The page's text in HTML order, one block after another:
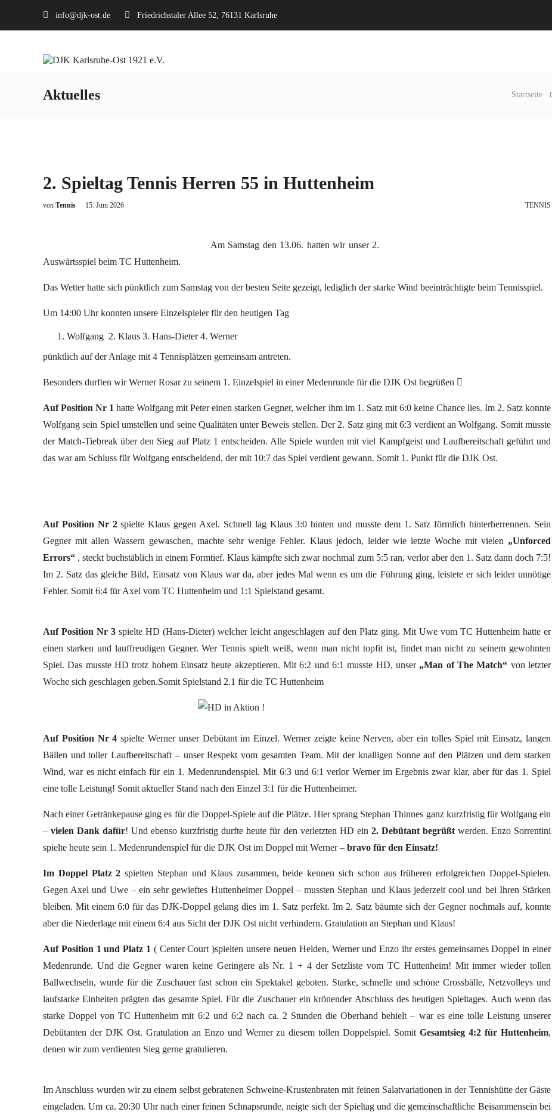
info@djk-ost.de Friedrichstaler Allee 52, 76131 Karlsruhe
Aktuelles Startseite
2. Spieltag Tennis Herren 55 in Huttenheim
von Tennis 15. Juni 2026 TENNIS
Am Samstag den 13.06. hatten wir unser 2.
Auswärtsspiel beim TC Huttenheim.
Das Wetter hatte sich pünktlich zum Samstag von der besten Seite gezeigt, lediglich der starke Wind beeinträchtigte beim Tennisspiel.
Um 14:00 Uhr konnten unsere Einzelspieler für den heutigen Tag
Wolfgang 2. Klaus 3. Hans-Dieter 4. Werner
pünktlich auf der Anlage mit 4 Tennisplätzen gemeinsam antreten.
Besonders durften wir Werner Rosar zu seinem 1. Einzelspiel in einer Medenrunde für die DJK Ost begrüßen 
Auf Position Nr 1 hatte Wolfgang mit Peter einen starken Gegner, welcher ihm im 1. Satz mit 6:0 keine Chance lies. Im 2. Satz konnte
Wolfgang sein Spiel umstellen und seine Qualitäten unter Beweis stellen. Der 2. Satz ging mit 6:3 verdient an Wolfgang. Somit musste
der Match-Tiebreak über den Sieg auf Platz 1 entscheiden. Alle Spiele wurden mit viel Kampfgeist und Laufbereitschaft geführt und
das war am Schluss für Wolfgang entscheidend, der mit 10:7 das Spiel verdient gewann. Somit 1. Punkt für die DJK Ost.
Auf Position Nr 2spielte Klaus gegen Axel. Schnell lag Klaus 3:0 hinten und musste dem 1. Satz förmlich hinterherrennen. Sein
Gegner mit allen Wassern gewaschen, machte sehr wenige Fehler. Klaus jedoch, leider wie letzte Woche mit vielen „Unforced
Errors“ , steckt buchstäblich in einem Formtief. Klaus kämpfte sich zwar nochmal zum 5:5 ran, verlor aber den 1. Satz dann doch 7:5!
Im 2. Satz das gleiche Bild, Einsatz von Klaus war da, aber jedes Mal wenn es um die Führung ging, leistete er sich leider unnötige
Fehler. Somit 6:4 für Axel vom TC Huttenheim und 1:1 Spielstand gesamt.
Auf Position Nr 3 spielte HD (Hans-Dieter) welcher leicht angeschlagen auf den Platz ging. Mit Uwe vom TC Huttenheim hatte er
einen starken und lauffreudigen Gegner. Wer Tennis spielt weiß, wenn man nicht topfit ist, findet man nicht zu seinem gewohnten
Spiel. Das musste HD trotz hohem Einsatz heute akzeptieren. Mit 6:2 und 6:1 musste HD, unser „Man of The Match“ von letzter
Woche sich geschlagen geben.Somit Spielstand 2.1 für die TC Huttenheim
Auf Position Nr 4 spielte Werner unser Debütant im Einzel. Werner zeigte keine Nerven, aber ein tolles Spiel mit Einsatz, langen
Bällen und toller Laufbereitschaft – unser Respekt vom gesamten Team. Mit der knalligen Sonne auf den Plätzen und dem starken
Wind, war es nicht einfach für ein 1. Medenrundenspiel. Mit 6:3 und 6:1 verlor Werner im Ergebnis zwar klar, aber für das 1. Spiel
eine tolle Leistung! Somit aktueller Stand nach den Einzel 3:1 für die Huttenheimer.
Nach einer Getränkepause ging es für die Doppel-Spiele auf die Plätze. Hier sprang Stephan Thinnes ganz kurzfristig für Wolfgang ein
–vielen Dank dafür! Und ebenso kurzfristig durfte heute für den verletzten HD ein 2. Debütant begrüßtwerden. Enzo Sorrentini
spielte heute sein 1. Medenrundenspiel für die DJK Ost im Doppel mit Werner – bravo für den Einsatz!
Im Doppel Platz 2 spielten Stephan und Klaus zusammen, beide kennen sich schon aus früheren erfolgreichen Doppel-Spielen.
Gegen Axel und Uwe – ein sehr gewieftes Huttenheimer Doppel – mussten Stephan und Klaus jederzeit cool und bei Ihren Stärken
bleiben. Mit einem 6:0 für das DJK-Doppel gelang dies im 1. Satz perfekt. Im 2. Satz bäumte sich der Gegner nochmals auf, konnte
aber die Niederlage mit einem 6:4 aus Sicht der DJK Ost nicht verhindern. Gratulation an Stephan und Klaus!
Auf Position 1 und Platz 1 ( Center Court )spielten unsere neuen Helden, Werner und Enzo ihr erstes gemeinsames Doppel in einer
Medenrunde. Und die Gegner waren keine Geringere als Nr. 1 + 4 der Setzliste vom TC Huttenheim! Mit immer wieder tollen
Ballwechseln, wurde für die Zuschauer fast schon ein Spektakel geboten. Starke, schnelle und schöne Crossbälle, Netzvolleys und
laufstarke Einheiten prägten das gesamte Spiel. Für die Zuschauer ein krönender Abschluss des heutigen Spieltages. Auch wenn das
starke Doppel von TC Huttenheim mit 6:2 und 6:2 nach ca. 2 Stunden die Oberhand behielt – war es eine tolle Leistung unserer
Debütanten der DJK Ost. Gratulation an Enzo und Werner zu diesem tollen Doppelspiel. SomitGesamtsieg 4:2 für Huttenheim,
denen wir zum verdienten Sieg gerne gratulieren.
Im Anschluss wurden wir zu einem selbst gebratenen Schweine-Krustenbraten mit feinen Salatvariationen in der Tennishütte der Gäste
eingeladen. Um ca. 20:30 Uhr nach einer feinen Schnapsrunde, neigte sich der Spieltag und die gemeinschaftliche Beisammensein bei